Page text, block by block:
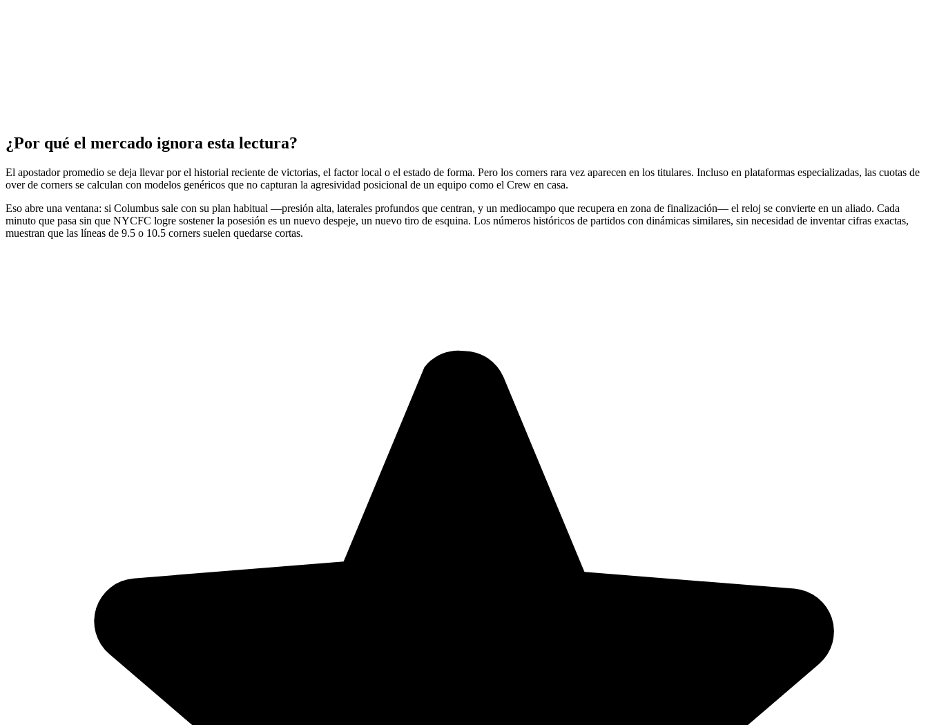
¿Por qué el mercado ignora esta lectura?
El apostador promedio se deja llevar por el historial reciente de victorias, el factor local o el estado de forma. Pero los corners rara vez aparecen en los titulares. Incluso en plataformas especializadas, las cuotas de
over de corners se calculan con modelos genéricos que no capturan la agresividad posicional de un equipo como el Crew en casa.
Eso abre una ventana: si Columbus sale con su plan habitual —presión alta, laterales profundos que centran, y un mediocampo que recupera en zona de finalización— el reloj se convierte en un aliado. Cada
minuto que pasa sin que NYCFC logre sostener la posesión es un nuevo despeje, un nuevo tiro de esquina. Los números históricos de partidos con dinámicas similares, sin necesidad de inventar cifras exactas,
muestran que las líneas de 9.5 o 10.5 corners suelen quedarse cortas.